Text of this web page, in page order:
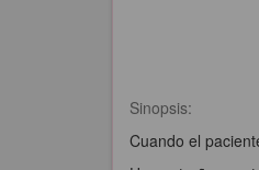
Sinopsis:
Cuando el